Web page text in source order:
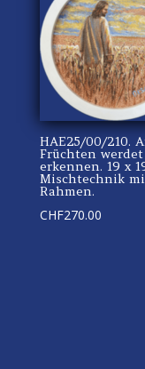
HAE25/00/210.
Früchten
erkennen. 19 x
Mischtechnik
Rahmen.
CHF270.00